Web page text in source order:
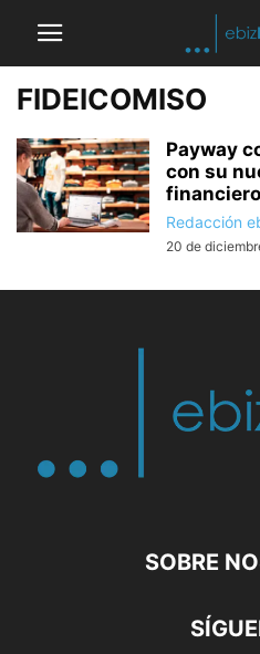
FIDEICOMISO
Payway
con su
financiero
Redacción
20 de
SOBRE